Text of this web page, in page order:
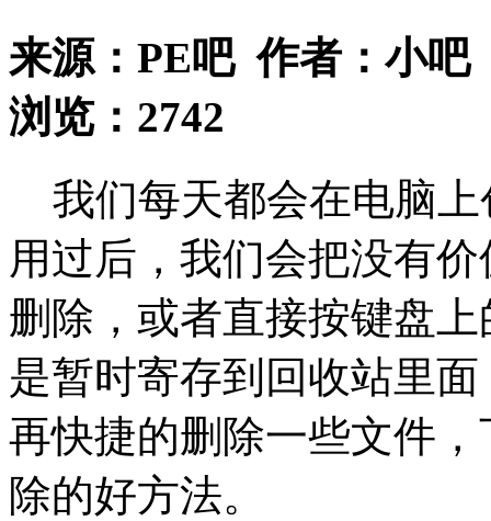
来源： PE吧作者：小吧
浏览： 2742
我们每天都会在电脑上
用过后，我们会把没有
删除，或者直接按键盘
是暂时寄存到回收站里
再快捷的删除一些文件
除的好方法。